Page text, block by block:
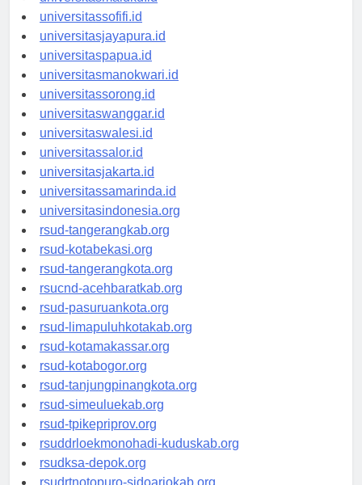
universitasmaluku.id
universitassofifi.id
universitasjayapura.id
universitaspapua.id
universitasmanokwari.id
universitassorong.id
universitaswanggar.id
universitaswalesi.id
universitassalor.id
universitasjakarta.id
universitassamarinda.id
universitasindonesia.org
rsud-tangerangkab.org
rsud-kotabekasi.org
rsud-tangerangkota.org
rsucnd-acehbaratkab.org
rsud-pasuruankota.org
rsud-limapuluhkotakab.org
rsud-kotamakassar.org
rsud-kotabogor.org
rsud-tanjungpinangkota.org
rsud-simeuluekab.org
rsud-tpikepriprov.org
rsuddrloekmonohadi-kuduskab.org
rsudksa-depok.org